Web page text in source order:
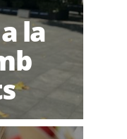
la